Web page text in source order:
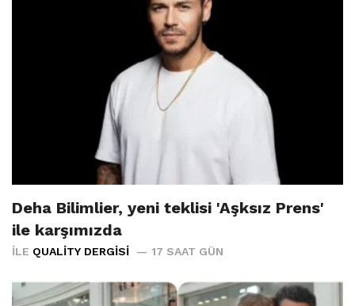
Deha Bilimlier, yeni teklisi 'Aşksız Prens'
ile karşımızda
İLE QUALITY DERGISI 17 SAAT GÜN